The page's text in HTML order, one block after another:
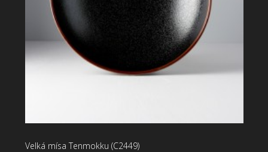
Velká mísa Tenmokku (C2449)